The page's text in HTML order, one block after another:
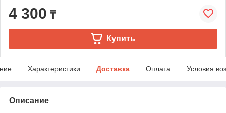
4 300 ₸
Купить
Характеристики Доставка Оплата Условия
Описание